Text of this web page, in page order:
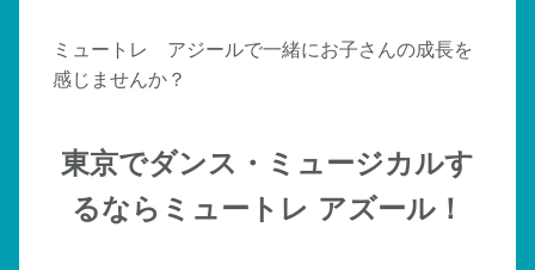
ミュートレ アジールで一緒にお子さんの成長を
感じませんか？
東京でダンス・ミュージカルす
るならミュートレ アズール！